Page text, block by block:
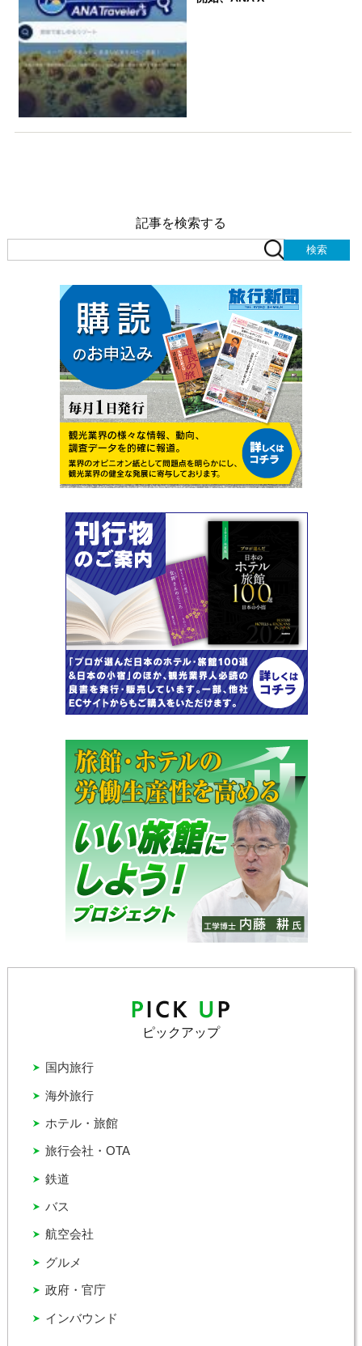
記事を検索する
ピックアップ
インバウンド
グルメ
バス
ホテル・旅館
国内旅行
政府・官庁
旅行会社・OTA
海外旅行
航空会社
鉄道